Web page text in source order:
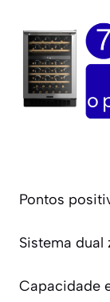
Pontos
Sistema dual
Capacidade